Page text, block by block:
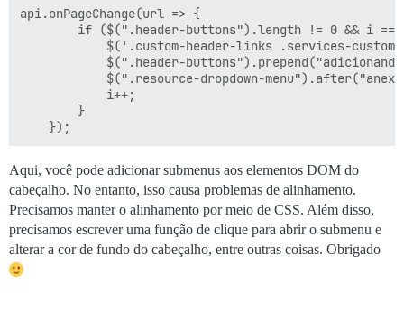
api.onPageChange(url => {
$('.custom-header-links .services-
$(".header-
$(".resource-dropdown-
            i++;
        }
Aqui, você pode adicionar submenus aos elementos DOM do
cabeçalho. No entanto, isso causa problemas de alinhamento.
Precisamos manter o alinhamento por meio de CSS. Além disso,
precisamos escrever uma função de clique para abrir o submenu e
alterar a cor de fundo do cabeçalho, entre outras coisas. Obrigado